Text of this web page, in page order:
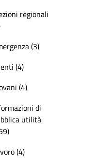
regionali
(3)
(4)
(4)
di
utilità
(4)